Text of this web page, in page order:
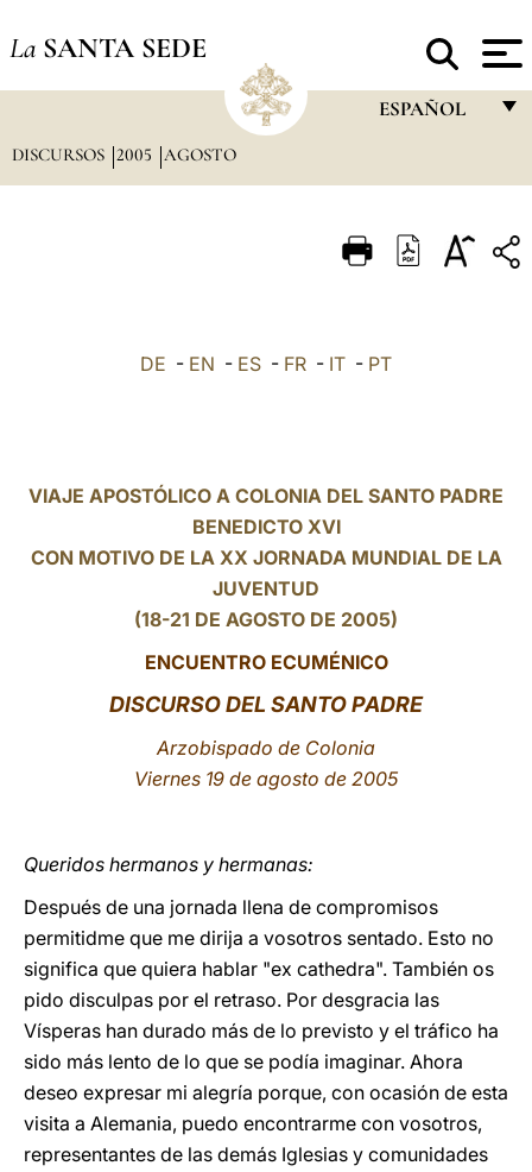
La SANTA SEDE
ESPAÑOL
ITALIANO
LATINE
DISCURSOS 2005 AGOSTO
DE - EN - ES - FR - IT - PT
VIAJE APOSTÓLICO A COLONIA DEL SANTO PADRE
BENEDICTO XVI
CON MOTIVO DE LA XX JORNADA MUNDIAL DE LA
JUVENTUD
(18-21 DE AGOSTO DE 2005)
ENCUENTRO ECUMÉNICO
DISCURSO DEL SANTO PADRE
Arzobispado de Colonia
Viernes 19 de agosto de 2005
Queridos hermanos y hermanas:
Después de una jornada llena de compromisos
permitidme que me dirija a vosotros sentado. Esto no
significa que quiera hablar "ex cathedra". También os
pido disculpas por el retraso. Por desgracia las
Vísperas han durado más de lo previsto y el tráfico ha
sido más lento de lo que se podía imaginar. Ahora
deseo expresar mi alegría porque, con ocasión de esta
visita a Alemania, puedo encontrarme con vosotros,
representantes de las demás Iglesias y comunidades